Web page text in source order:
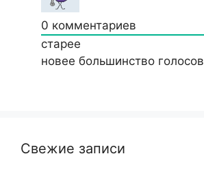
0 комментариев
старее
новее большинство голосов
Свежие записи